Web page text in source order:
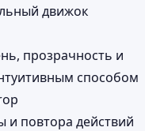
движок
прозрачность и
способом
и повтора действий